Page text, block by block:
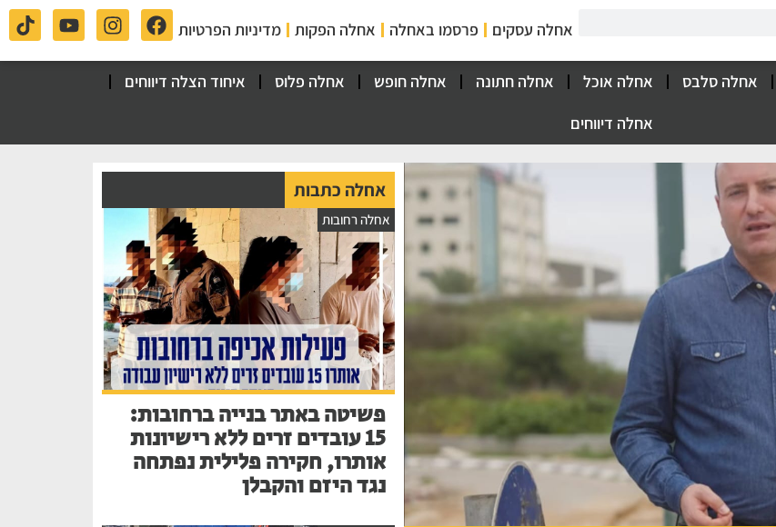
אחלה עסקים פרסמו באחלה אחלה הפקות מדיניות הפרטיות
אחלה סלבס אחלה אוכל אחלה חתונה אחלה חופש אחלה פלוס
איחוד הצלה דיווחים
אחלה דיווחים
אחלה כתבות
אחלה רחובות
פשיטה באתר בנייה ברחובות:
15 עובדים זרים ללא רישיונות
אותרו, חקירה פלילית נפתחה
נגד היזם והקבלן